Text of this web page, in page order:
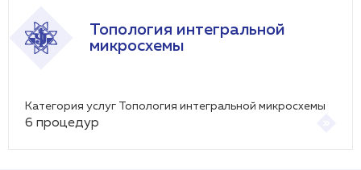
Топология интегральной
микросхемы
Категория услуг Топология интегральной микросхемы
6 процедур